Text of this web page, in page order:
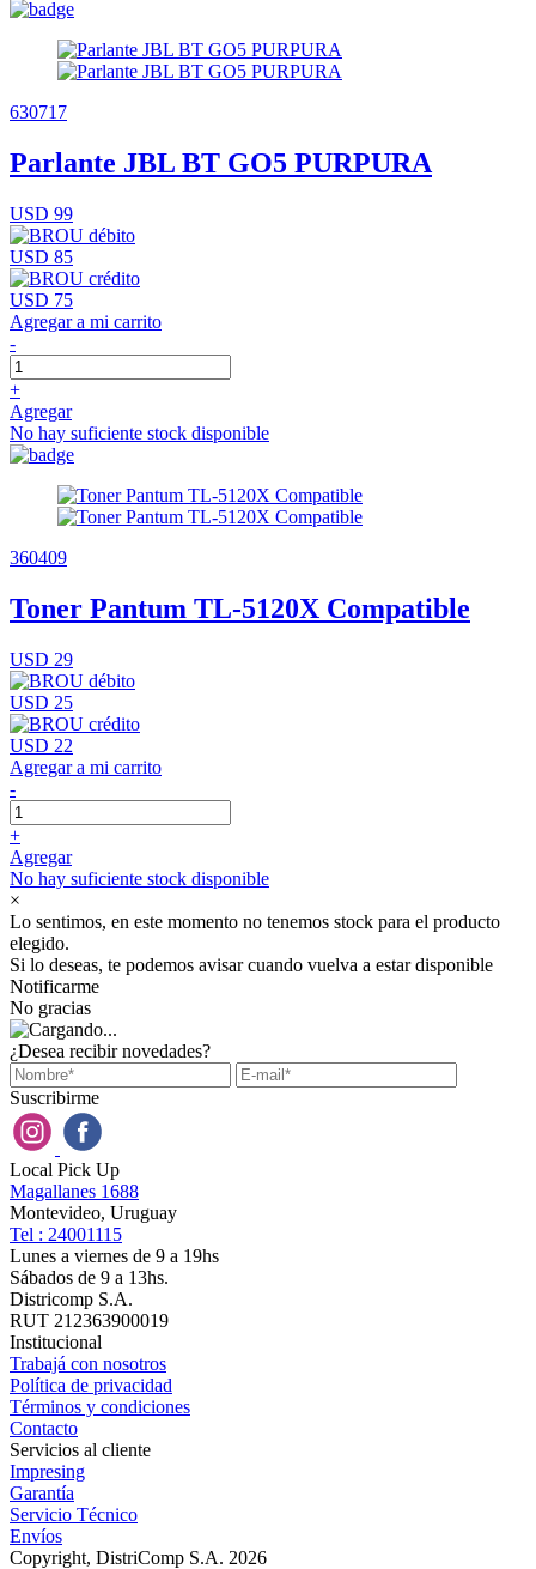
630717
Parlante JBL BT GO5 PURPURA
USD 99
USD 85
USD 75
Agregar a mi carrito
-
+
Agregar
No hay suficiente stock disponible
360409
Toner Pantum TL-5120X Compatible
USD 29
USD 25
USD 22
Agregar a mi carrito
-
+
Agregar
No hay suficiente stock disponible
×
Lo sentimos, en este momento no tenemos stock para el producto
elegido.
Si lo deseas, te podemos avisar cuando vuelva a estar disponible
Notificarme
No gracias
¿Desea recibir novedades?
Suscribirme
Local Pick Up
Magallanes 1688
Montevideo, Uruguay
Tel : 24001115
Lunes a viernes de 9 a 19hs
Sábados de 9 a 13hs.
Districomp S.A.
RUT 212363900019
Institucional
Trabajá con nosotros
Política de privacidad
Términos y condiciones
Contacto
Servicios al cliente
Impresing
Garantía
Servicio Técnico
Envíos
Copyright, DistriComp S.A. 2026